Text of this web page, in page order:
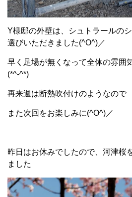
Y様邸の外壁は、シュトラールの
選びいただきました(^O^)／
早く足場が無くなって全体の雰囲
(*^-^*)
再来週は断熱吹付けのようなので
また次回をお楽しみに(^O^)／
昨日はお休みでしたので、河津桜
ました